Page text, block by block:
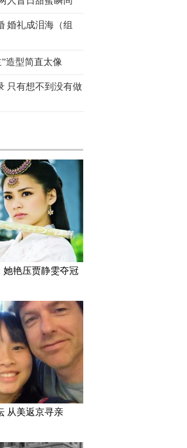
婚礼成泪海（组
造型简直太像
只有想不到没有做
她艳压贾静雯夺冠
从美返京寻亲